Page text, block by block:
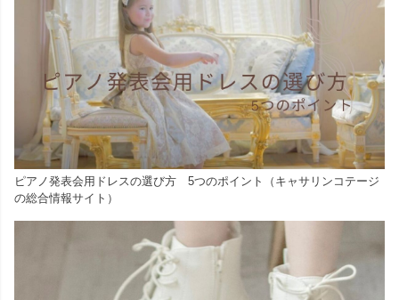
ピアノ発表会用ドレスの選び方 5つのポイント（キャサリンコテージ
の総合情報サイト）